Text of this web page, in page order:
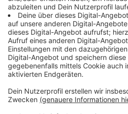
Team nochmal die Technik.
auch schon losgehen. Für alle
Karten - einzige Ausnahme: Der
Abend ist ausverkauft. Tickets
Anzeige